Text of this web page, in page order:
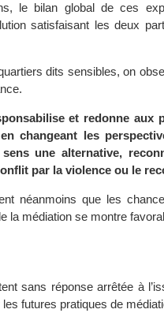
le bilan global de ces
satisfaisant les deux
dits sensibles, on
et redonne aux
changeant les
une alternative,
par la violence ou le
néanmoins que les
la médiation se montre
sans réponse arrêtée à
les futures pratiques de